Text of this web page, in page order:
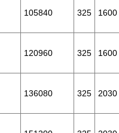
105840 325 1600
120960 325 1600
136080 325 2030